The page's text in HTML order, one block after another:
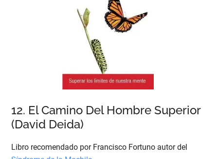
12. El Camino Del Hombre Superior
(David Deida)
Libro recomendado por Francisco Fortuno autor del